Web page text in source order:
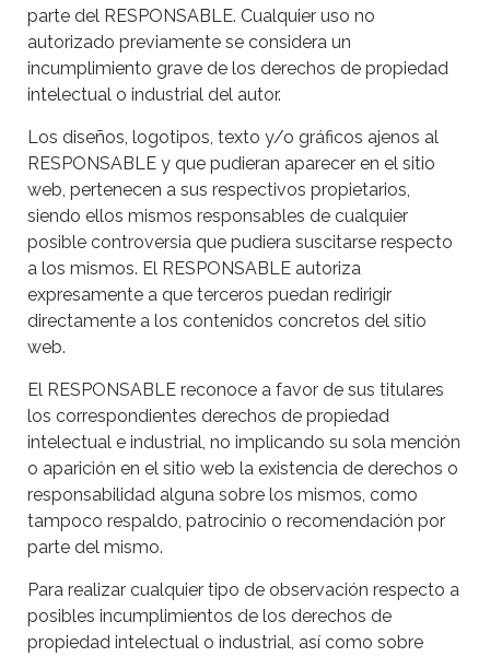
parte del RESPONSABLE. Cualquier uso no
autorizado previamente se considera un
incumplimiento grave de los derechos de propiedad
intelectual o industrial del autor.
Los diseños, logotipos, texto y/o gráficos ajenos al
RESPONSABLE y que pudieran aparecer en el sitio
web, pertenecen a sus respectivos propietarios,
siendo ellos mismos responsables de cualquier
posible controversia que pudiera suscitarse respecto
a los mismos. El RESPONSABLE autoriza
expresamente a que terceros puedan redirigir
directamente a los contenidos concretos del sitio
web.
El RESPONSABLE reconoce a favor de sus titulares
los correspondientes derechos de propiedad
intelectual e industrial, no implicando su sola mención
o aparición en el sitio web la existencia de derechos o
responsabilidad alguna sobre los mismos, como
tampoco respaldo, patrocinio o recomendación por
parte del mismo.
Para realizar cualquier tipo de observación respecto a
posibles incumplimientos de los derechos de
propiedad intelectual o industrial, así como sobre